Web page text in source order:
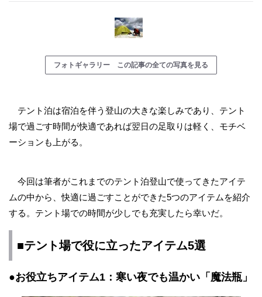
フォトギャラリー この記事の全ての写真を見る
テント泊は宿泊を伴う登山の大きな楽しみであり、テント
場で過ごす時間が快適であれば翌日の足取りは軽く、モチベ
ーションも上がる。
今回は筆者がこれまでのテント泊登山で使ってきたアイテ
ムの中から、快適に過ごすことができた5つのアイテムを紹介
する。テント場での時間が少しでも充実したら幸いだ。
■テント場で役に立ったアイテム5選
●お役立ちアイテム1：寒い夜でも温かい「魔法瓶」